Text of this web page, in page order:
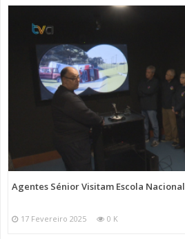
Agentes Sénior Visitam Escola
17 Fevereiro 2025 0 K